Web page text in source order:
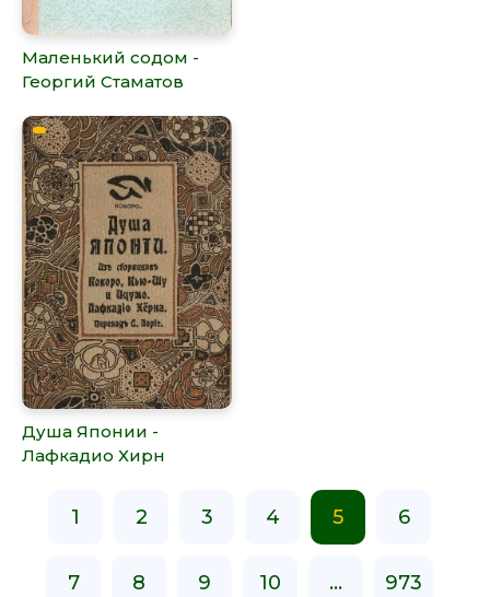
Маленький содом -
Георгий Стаматов
Душа Японии -
Лафкадио Хирн
1 2 3 4 5 6
7 8 9 10 ... 973